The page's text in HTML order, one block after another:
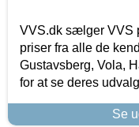
VVS.dk sælger VVS
priser fra alle de
Gustavsberg, Vola,
for at se deres
Se